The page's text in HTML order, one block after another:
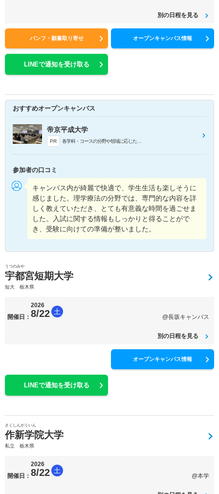
別の日程を見る
パンフ・願書取り寄せ オープンキャンパス情報
LINEで通知を受け取る
おすすめオープンキャンパス
帝京平成大学
PR 各学科・コースの分野や領域に応じた特色ある授業が体験できます。自分が興味のある授業を体験し、大学で行われる授業の雰囲気を実際の講義室で味わうことができます。各日2回実施するため、2つの学科の授業を体験することができます。
参加者の口コミ
キャンパス内が綺麗で快適で、学生生活も楽しそうに
感じました。理学療法の分野では、専門的な内容を詳
しく教えていただき、とても有意義な時間を過ごせま
した。入試に関する情報もしっかりと得ることがで
き、受験に向けての準備が整いました。
うつのみや
宇都宮短期大学
短大 栃木県
開催日：
2026
8/22 土
@長坂キャンパス
別の日程を見る
オープンキャンパス情報
LINEで通知を受け取る
さくしんがくいん
作新学院大学
私立 栃木県
開催日：
2026
8/22 土
@本学